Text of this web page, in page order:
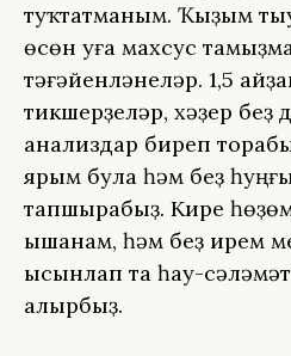
туҡтатманым. Ҡыҙым
өсөн уға махсус
тәғәйенләнеләр. 1,5
тикшерҙеләр, хәҙер беҙ
анализдар биреп
ярым була һәм беҙ
тапшырабыҙ. Кире
ышанам, һәм беҙ ирем
ысынлап та һау-
алырбыҙ.